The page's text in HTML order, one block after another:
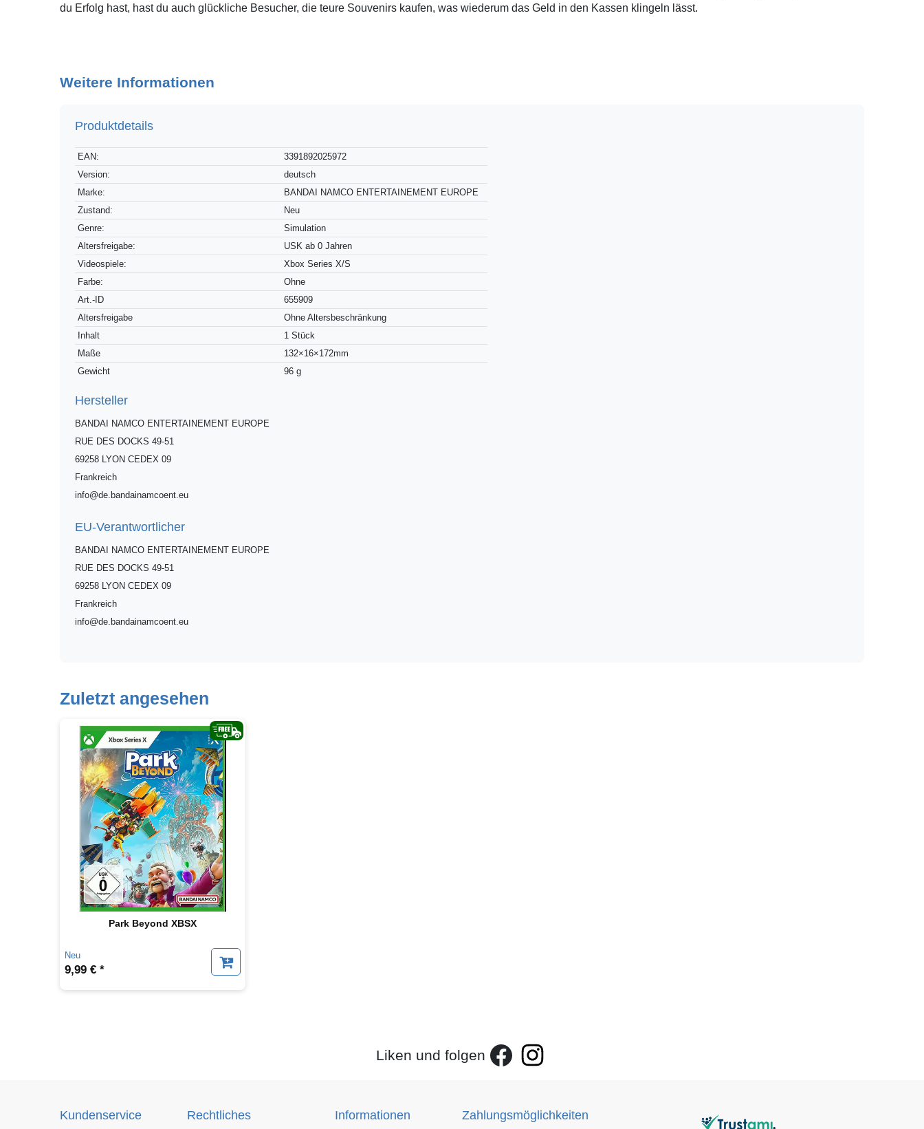
du Erfolg hast, hast du auch glückliche Besucher, die teure Souvenirs kaufen, was wiederum das Geld in den Kassen klingeln lässt.
Weitere Informationen
Produktdetails
Technisches
Merkmal
Wert
EAN:
3391892025972
Version:
deutsch
Marke:
BANDAI NAMCO ENTERTAINEMENT EUROPE
Zustand:
Neu
Genre:
Simulation
Altersfreigabe:
USK ab 0 Jahren
Videospiele:
Xbox Series X/S
Farbe:
Ohne
Technisches
Merkmal
Wert
Art.-ID
655909
Altersfreigabe
Ohne Altersbeschränkung
Inhalt
1 Stück
Maße
132×16×172mm
Gewicht
96 g
Hersteller
BANDAI NAMCO ENTERTAINEMENT EUROPE
RUE DES DOCKS 49-51
69258 LYON CEDEX 09
Frankreich
info@de.bandainamcoent.eu
EU-Verantwortlicher
BANDAI NAMCO ENTERTAINEMENT EUROPE
RUE DES DOCKS 49-51
69258 LYON CEDEX 09
Frankreich
info@de.bandainamcoent.eu
Zuletzt angesehen
Park Beyond XBSX
Neu
9,99 € *
Liken und folgen
Kundenservice Rechtliches Informationen Zahlungsmöglichkeiten